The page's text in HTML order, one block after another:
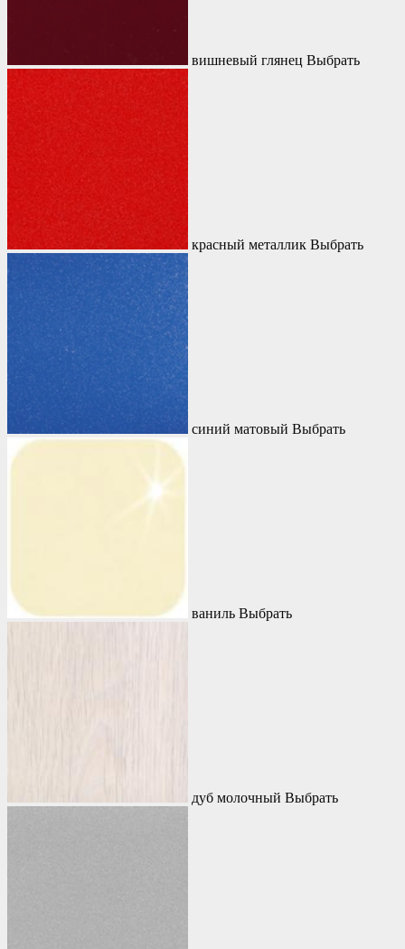
вишневый глянец Выбрать
красный металлик Выбрать
синий матовый Выбрать
ваниль Выбрать
дуб молочный Выбрать